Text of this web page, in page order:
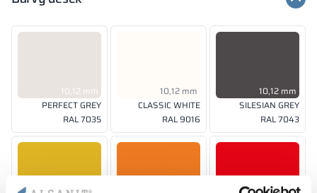
10,12 mm
PERFECT GREY
RAL 7035
10,12 mm
CLASSIC WHITE
RAL 9016
10,12 mm
SILESIAN GREY
RAL 7043